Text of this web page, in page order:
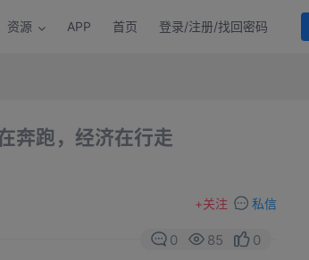
资源 APP 首页 登录/注册/找回密码
奔跑，经济在行走
+关注 私信
0 85 0